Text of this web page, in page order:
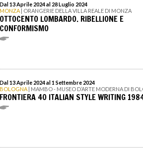
Dal 13 Aprile 2024 al 28 Luglio 2024
MONZA | ORANGERIE DELLA VILLA REALE DI MONZA
OTTOCENTO LOMBARDO. RIBELLIONE E
CONFORMISMO
Dal 13 Aprile 2024 al 1 Settembre 2024
BOLOGNA | MAMBO - MUSEO D’ARTE MODERNA DI
FRONTIERA 40 ITALIAN STYLE WRITING